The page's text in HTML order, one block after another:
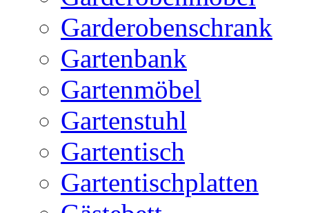
Garderobenschrank
Gartenbank
Gartenmöbel
Gartenstuhl
Gartentisch
Gartentischplatten